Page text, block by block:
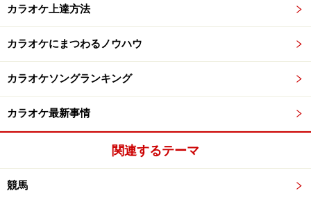
カラオケ上達方法
カラオケにまつわるノウハウ
カラオケソングランキング
カラオケ最新事情
関連するテーマ
競馬